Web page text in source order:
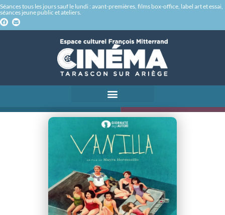
Séances tous les jours sauf le lundi : avant-premières, films box-office, label art et essai,
séances jeune public et ateliers.